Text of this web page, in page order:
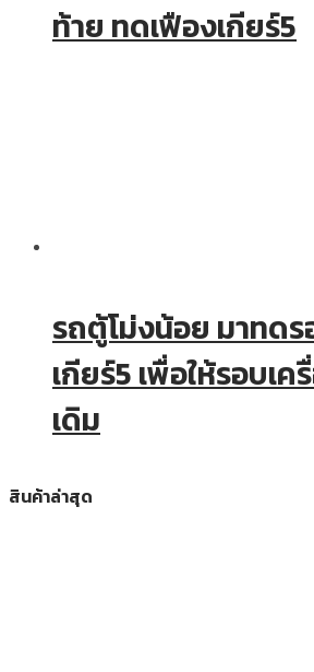
ท้าย ทดเฟืองเกียร์5
รถตู้โม่งน้อย มาทด
เกียร์5 เพื่อให้รอบเ
เดิม
สินค้าล่าสุด